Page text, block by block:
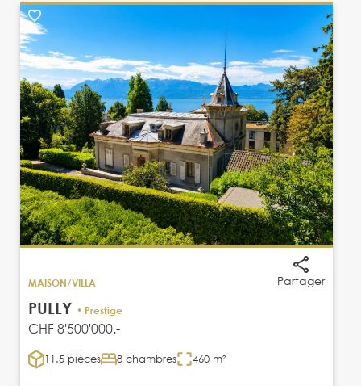
Partager
MAISON/VILLA
PULLY • Prestige
CHF 8'500'000.-
11.5 pièces 8 chambres 460 m²